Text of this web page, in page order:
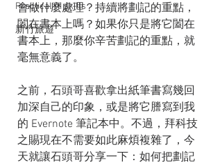
Practical AI skills
新竹旅遊
會做什麼處理？持續將劃記的重點，
闔在書本上嗎？如果你只是將它闔在
書本上，那麼你辛苦劃記的重點，就
毫無意義了。
之前，石頭哥喜歡拿出紙筆書寫幾回
加深自己的印象，或是將它謄寫到我
的 Evernote 筆記本中。不過，拜科技
之賜現在不需要如此麻煩複雜了，今
天就讓石頭哥分享一下：如何把劃記